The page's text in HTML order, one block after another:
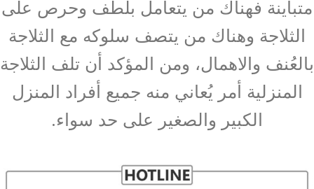
متباينة فهناك من يتعامل بلطف وحرص على
الثلاجة وهناك من يتصف سلوكه مع الثلاجة
بالعُنف والاهمال، ومن المؤكد أن تلف الثلاجة
المنزلية أمر يُعاني منه جميع أفراد المنزل
الكبير والصغير على حد سواء.